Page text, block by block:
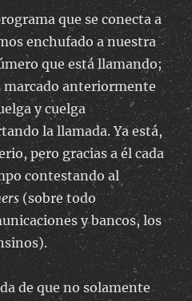
que se conecta a
enchufado a nuestra
que está llamando;
marcado anteriormente
y cuelga
la llamada. Ya está,
pero gracias a él cada
contestando al
(sobre todo
y bancos, los
de que no solamente